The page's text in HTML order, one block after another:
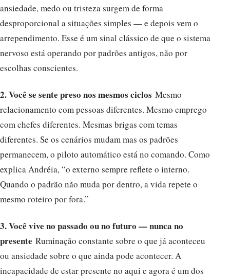
ansiedade, medo ou tristeza surgem de forma
desproporcional a situações simples — e depois vem o
arrependimento. Esse é um sinal clássico de que o sistema
nervoso está operando por padrões antigos, não por
escolhas conscientes.
2. Você se sente preso nos mesmos ciclos Mesmo
relacionamento com pessoas diferentes. Mesmo emprego
com chefes diferentes. Mesmas brigas com temas
diferentes. Se os cenários mudam mas os padrões
permanecem, o piloto automático está no comando. Como
explica Andréia, “o externo sempre reflete o interno.
Quando o padrão não muda por dentro, a vida repete o
mesmo roteiro por fora.”
3. Você vive no passado ou no futuro — nunca no
presente Ruminação constante sobre o que já aconteceu
ou ansiedade sobre o que ainda pode acontecer. A
incapacidade de estar presente no aqui e agora é um dos